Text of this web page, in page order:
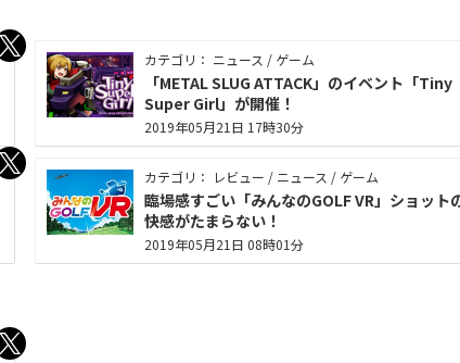
カテゴリ： ニュース / ゲーム
「METAL SLUG ATTACK」のイベント「Tiny
Super Girl」が開催！
2019年05月21日 17時30分
カテゴリ： レビュー / ニュース / ゲーム
臨場感すごい「みんなのGOLF VR」ショット
快感がたまらない！
2019年05月21日 08時01分